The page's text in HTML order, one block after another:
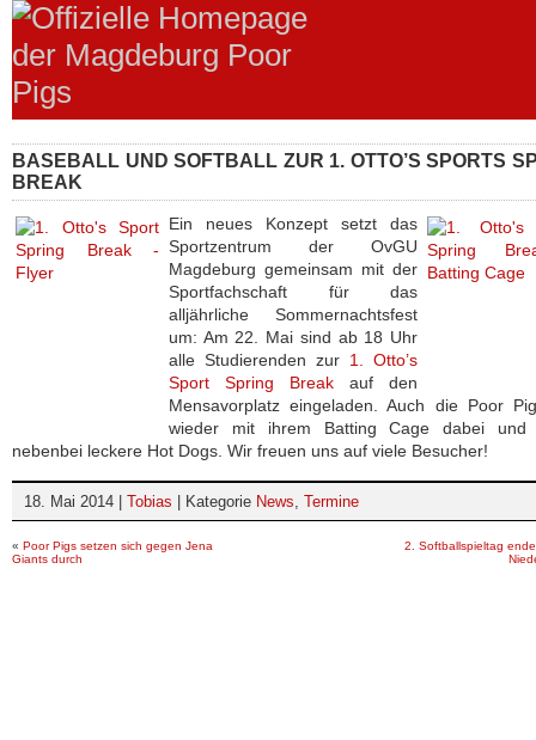
BASEBALL UND SOFTBALL ZUR 1. OTTO’S SPORTS
BREAK
Ein neues Konzept setzt das
Sportzentrum der OvGU
Magdeburg gemeinsam mit der
Sportfachschaft für das
alljährliche Sommernachtsfest
um: Am 22. Mai sind ab 18 Uhr
alle Studierenden zur 1. Otto’s
Sport Spring Break auf den
Mensavorplatz eingeladen. Auch die Poor
wieder mit ihrem Batting Cage dabei und
nebenbei leckere Hot Dogs. Wir freuen uns auf viele Besucher!
18. Mai 2014 | Tobias | Kategorie News, Termine
« Poor Pigs setzen sich gegen Jena
Giants durch
2. Softballspieltag